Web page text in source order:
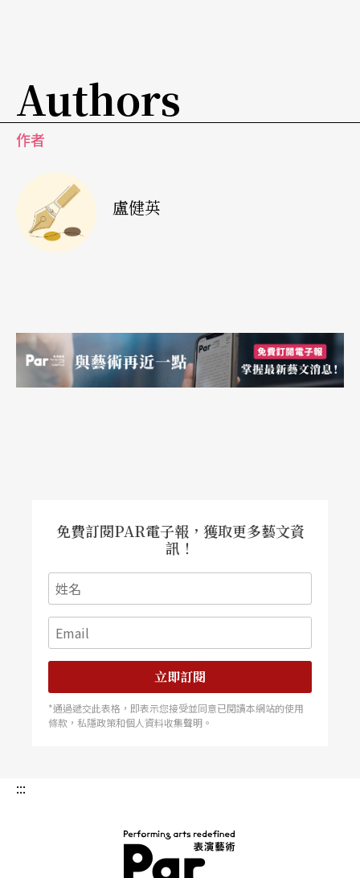
影響，因為對失去重力有親身的體驗，也影響到這
個戲最後的結局安排。」
床邊的男人不停掉毛／再怎麼寬宏大量的女人也會
受夠」、「翅膀性急地長出來了／我怎能不唱哀悼
的歌／當作神話它顯得老套／當作哲學命題它已經
說：「在文本上，我需要像夏宇這樣不斷和我狡
辯、不斷嘲弄我的異性動物來相互對抗。」而最
後，夏宇也不得不甘拜下風，在歌詞中以「關於你
黎煥雄透露，幾米心目中，在現實生活裡最具象的
「董事長」就是裕隆集團副董事長嚴凱泰，就因為
有了這個「形象」出現，大家的第一個直覺，便是
趙文瑄─一種融合高貴的、正直的、低調的、憂鬱
的形象。而光良則是黎煥雄在公視的戲劇作品「寒
夜」裡發現，光良的側影是極其「幾米」式的線
條，正是飾演司機達達的不二人選；楊乃文的貝拉
提絲，原來是夏宇在參與電影動畫版《微笑的魚》
酷、內心柔軟的感覺。」
值得注意的華人表演地區製作趨勢及行銷模式
去年《地下鐵》到新加坡演出時，新加坡最大的兩
Authors
作者
盧健英
免費訂閱PAR電子報，獲取更多藝文資
訊！
立即訂閱
*通過遞交此表格，即表示您接受並同意已閱讀本網站的使用
條款，私隱政策和個人資料收集聲明。
:::